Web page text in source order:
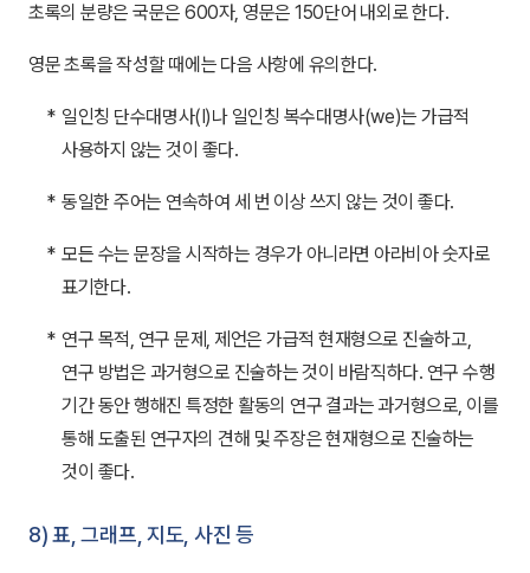
초록의 분량은 국문은 600자, 영문은 150단어 내외로 한다.
영문 초록을 작성할 때에는 다음 사항에 유의한다.
* 일인칭 단수대명사(I)나 일인칭 복수대명사(we)는 가급적
사용하지 않는 것이 좋다.
* 동일한 주어는 연속하여 세 번 이상 쓰지 않는 것이 좋다.
* 모든 수는 문장을 시작하는 경우가 아니라면 아라비아 숫자로
표기한다.
* 연구 목적, 연구 문제, 제언은 가급적 현재형으로 진술하고,
연구 방법은 과거형으로 진술하는 것이 바람직하다. 연구 수행
기간 동안 행해진 특정한 활동의 연구 결과는 과거형으로, 이를
통해 도출된 연구자의 견해 및 주장은 현재형으로 진술하는
것이 좋다.
8) 표, 그래프, 지도, 사진 등